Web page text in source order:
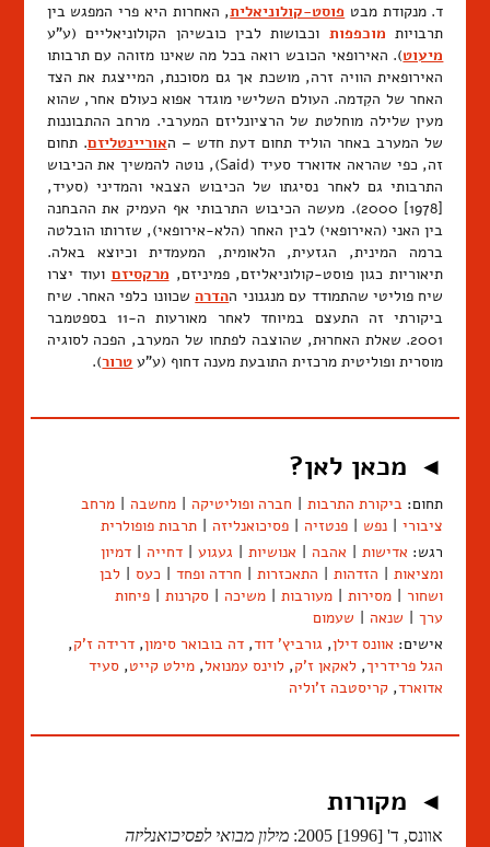
ד. מנקודת מבט פוסט-קולוניאלית, האחרות היא פרי המפגש בין
תרבויות מוכפפות וכבושות לבין כובשיהן הקולוניאליים (ע"ע
מיעוט). האירופאי הכובש רואה בכל מה שאינו מזוהה עם תרבותו
האירופאית הוויה זרה, מושכת אך גם מסוכנת, המייצגת את הצד
האחר של הקִדמה. העולם השלישי מוגדר אפוא כעולם אחר, שהוא
מעין שלילה מוחלטת של הרציונליזם המערבי. מרחב ההתבוננות
של המערב באחר הוליד תחום דעת חדש – האוריינטליזם. תחום
זה, כפי שהראה אדוארד סעיד (Said), נוטה להמשיך את הכיבוש
התרבותי גם לאחר נסיגתו של הכיבוש הצבאי והמדיני (סעיד,
[1978] 2000). מעשה הכיבוש התרבותי אף העמיק את ההבחנה
בין האני (האירופאי) לבין האחר (הלא-אירופאי), שזרותו הובלטה
ברמה המינית, הגזעית, הלאומית, המעמדית וכיוצא באלה.
תיאוריות כגון פוסט-קולוניאליזם, פמיניזם, מרקסיזם ועוד יצרו
שיח פוליטי שהתמודד עם מנגנוני ההדרה שכוונו כלפי האחר. שיח
ביקורתי זה התעצם במיוחד לאחר מאורעות ה-11 בספטמבר
2001. שאלת האחרוּת, שהוצבה לפתחו של המערב, הפכה לסוגיה
מוסרית ופוליטית מרכזית התובעת מענה דחוף (ע"ע טרור).
◄ מכאן לאן?
תחום: ביקורת התרבות חברה ופוליטיקה מחשבה
מרחב
ציבורי
נפש פנטזיה פסיכואנליזה
תרבות פופולרית
רגש: אדישות אהבה אנושיות געגוע דחייה
דמיון
ומציאות
הזדהות התאכזרות חרדה ופחד כעס
לבן
ושחור
מסירות מעורבות משיכה סקרנות
פיחות
ערך
שנאה
שעמום
אישים: אוונס דילן, גורביץ' דוד, דה בובואר סימון, דרידה ז'ק,
הגל פרידריך, לאקאן ז'ק, לוינס עמנואל, מילט קייט, סעיד
אדוארד, קריסטבה ז'וליה
◄ מקורות
אוונס, ד' [1996] 2005:
מילון מבואי לפסיכואנליזה